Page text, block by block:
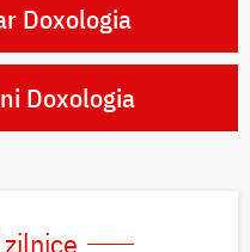
Doxologia
Doxologia